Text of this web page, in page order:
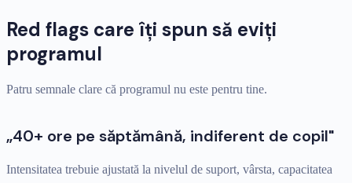
Red flags care îți spun să eviți
programul
Patru semnale clare că programul nu este pentru tine.
„40+ ore pe săptămână, indiferent de copil"
Intensitatea trebuie ajustată la nivelul de suport, vârsta, capacitatea